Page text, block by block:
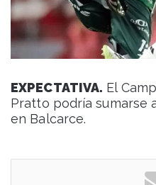
EXPECTATIVA. El
Pratto podría sumarse
en Balcarce.